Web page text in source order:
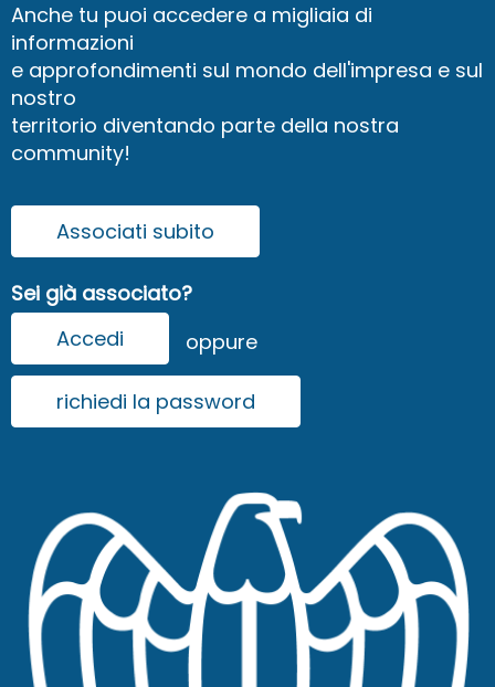
Anche tu puoi accedere a migliaia di
informazioni
e approfondimenti sul mondo dell'impresa e sul
nostro
territorio diventando parte della nostra
community!
Associati subito
Sei già associato?
Accedi
oppure
richiedi la password